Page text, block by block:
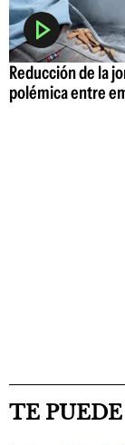
Reducción de la
polémica entre
TE